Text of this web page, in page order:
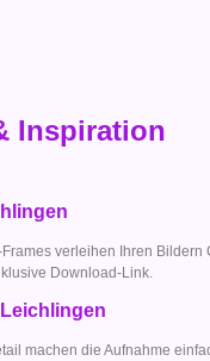
Inspiration
verleihen Ihren Bildern
Download-Link.
machen die Aufnahme